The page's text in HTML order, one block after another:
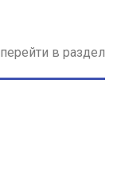
перейти в раздел